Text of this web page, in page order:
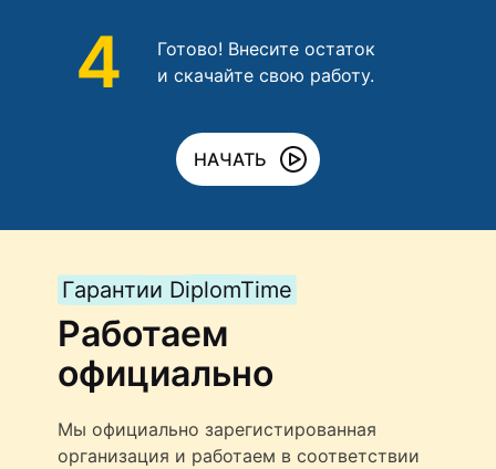
4
Готово! Внесите остаток
и скачайте свою работу.
НАЧАТЬ
Гарантии DiplomTime
Работаем
официально
Мы официально зарегистированная
организация и работаем в соответствии